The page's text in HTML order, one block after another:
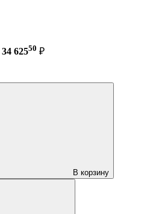
34 62550 ₽
В корзину